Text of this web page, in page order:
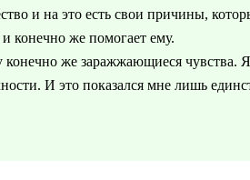
и на это есть свои причины,
конечно же помогает ему.
конечно же заражжающиеся чувства.
И это показался мне лишь